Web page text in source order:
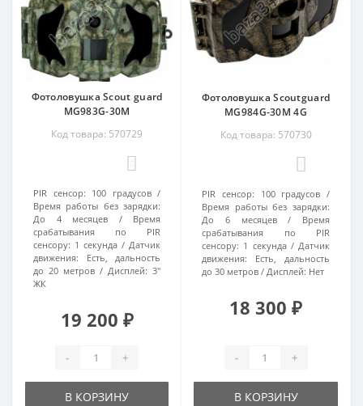
Фотоловушка Scout guard
MG983G-30M
Код товара: 570729
PIR сенсор: 100 градусов
Время работы без зарядки:
До 4 месяцев
Время
срабатывания по PIR
сенсору: 1 секунда
Датчик
движения:
Есть, дальность
до 20 метров
Дисплей: 3"
ЖК
19 200 ₽
- +
В КОРЗИНУ
Фотоловушка Scoutguard
MG984G-30M 4G
Код товара: 570730
PIR сенсор:
100 градусов
Время работы без зарядки:
До 6 месяцев
Время
срабатывания по PIR
сенсору: 1 секунда
Датчик
движения:
Есть, дальность
до 30 метров
Дисплей: Нет
18 300 ₽
- +
В КОРЗИНУ